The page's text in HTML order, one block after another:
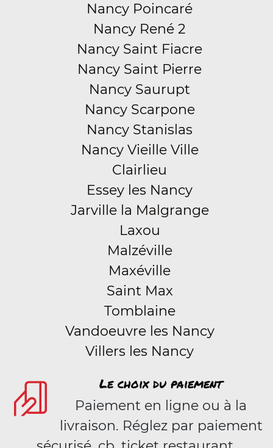
Nancy Poincaré
Nancy René 2
Nancy Saint Fiacre
Nancy Saint Pierre
Nancy Saurupt
Nancy Scarpone
Nancy Stanislas
Nancy Vieille Ville
Clairlieu
Essey les Nancy
Jarville la Malgrange
Laxou
Malzéville
Maxéville
Saint Max
Tomblaine
Vandoeuvre les Nancy
Villers les Nancy
Le choix du paiement
Paiement en ligne ou à la
livraison. Réglez par paiement